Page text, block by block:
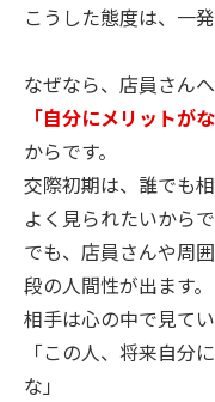
こうした態度は、一
なぜなら、店員さんへ
「自分にメリットが
からです。
交際初期は、誰でも
よく見られたいからで
でも、店員さんや周
段の人間性が出ます。
相手は心の中で見てい
「この人、将来自分
な」